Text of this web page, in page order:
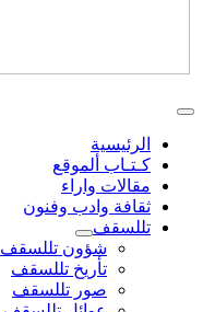
الرئيسية
كـتـاب ألموقع
مقالات واراء
ثقافة وادب وفنون
تللسقف
شؤون تللسقف
تأريخ تللسقف
صور تللسقف